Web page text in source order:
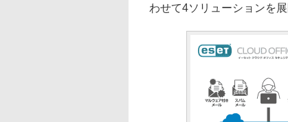
わせて4ソリューションを展